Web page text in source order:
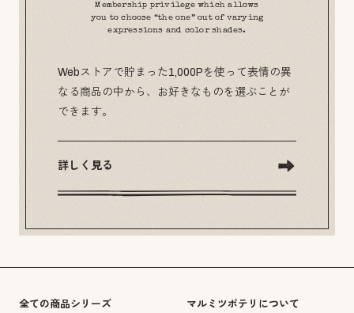
Membership privilege which allows
you to choose “the one” out of varying
expressions and color shades.
Webストアで貯まった1,000Pを使って表情の異
なる商品の中から、お好きなものを選ぶことが
できます。
詳しく見る
全ての商品シリーズ マルミツポテリについて